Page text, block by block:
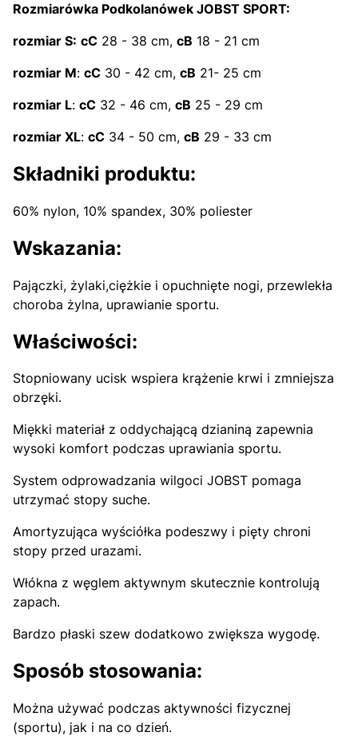
Rozmiarówka Podkolanówek JOBST SPORT:
rozmiar S: cC 28 - 38 cm, cB 18 - 21 cm
rozmiar M: cC 30 - 42 cm, cB 21- 25 cm
rozmiar L: cC 32 - 46 cm, cB 25 - 29 cm
rozmiar XL: cC 34 - 50 cm, cB 29 - 33 cm
Składniki produktu:
60% nylon, 10% spandex, 30% poliester
Wskazania:
Pajączki, żylaki,ciężkie i opuchnięte nogi, przewlekła
choroba żylna, uprawianie sportu.
Właściwości:
Stopniowany ucisk wspiera krążenie krwi i zmniejsza
obrzęki.
Miękki materiał z oddychającą dzianiną zapewnia
wysoki komfort podczas uprawiania sportu.
System odprowadzania wilgoci JOBST pomaga
utrzymać stopy suche.
Amortyzująca wyściółka podeszwy i pięty chroni
stopy przed urazami.
Włókna z węglem aktywnym skutecznie kontrolują
zapach.
Bardzo płaski szew dodatkowo zwiększa wygodę.
Sposób stosowania:
Można używać podczas aktywności fizycznej
(sportu), jak i na co dzień.